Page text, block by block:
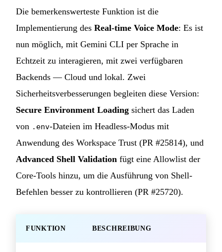
Die bemerkenswerteste Funktion ist die
Implementierung des Real-time Voice Mode: Es ist
nun möglich, mit Gemini CLI per Sprache in
Echtzeit zu interagieren, mit zwei verfügbaren
Backends — Cloud und lokal. Zwei
Sicherheitsverbesserungen begleiten diese Version:
Secure Environment Loading sichert das Laden
von .env-Dateien im Headless-Modus mit
Anwendung des Workspace Trust (PR #25814), und
Advanced Shell Validation fügt eine Allowlist der
Core-Tools hinzu, um die Ausführung von Shell-
Befehlen besser zu kontrollieren (PR #25720).
FUNKTION BESCHREIBUNG